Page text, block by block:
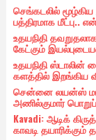
செங்கடலில்
பத்திரமாக மீட்பு..
உதயநிதி
கேட்கும்
உதயநிதி ஸ்டாலின்
களத்தில்
சென்னை லயன்ஸ்
அணில்குமார்
Kavadi: ஆடிக்
காவடி